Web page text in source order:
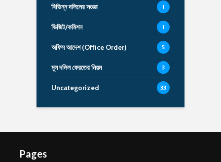
বিভিন্ন দলিলের সংজ্ঞা 1
ভিজিট/কমিশন 1
অফিস আদেশ (Office Order) 5
মূল দলিল ফেরতের নিয়ম 3
Uncategorized 33
Pages